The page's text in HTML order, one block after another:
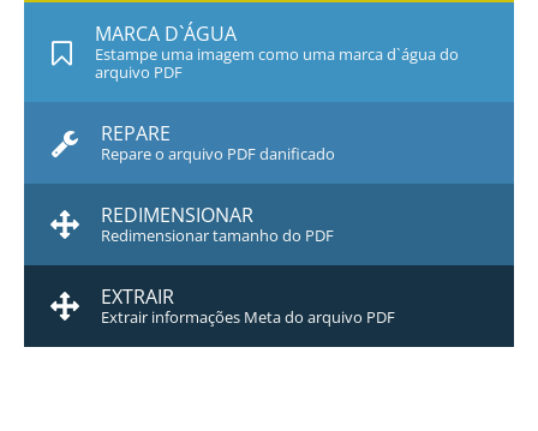
MARCA D`ÁGUA
Estampe uma imagem como uma marca d`água do
arquivo PDF
REPARE
Repare o arquivo PDF danificado
REDIMENSIONAR
Redimensionar tamanho do PDF
EXTRAIR
Extrair informações Meta do arquivo PDF